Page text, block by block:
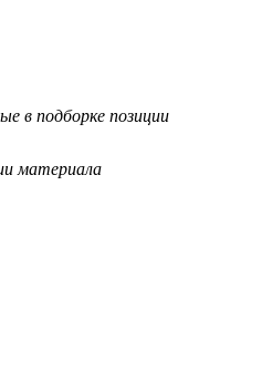
в подборке позиции
материала